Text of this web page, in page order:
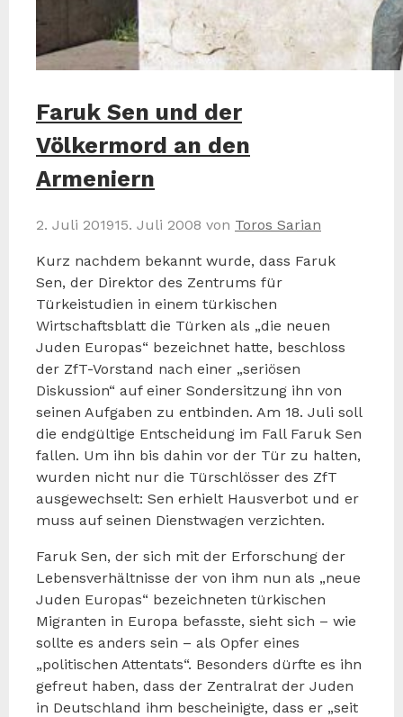
Faruk Sen und der
Völkermord an den
Armeniern
2. Juli 201915. Juli 2008 von Toros Sarian
Kurz nachdem bekannt wurde, dass Faruk
Sen, der Direktor des Zentrums für
Türkeistudien in einem türkischen
Wirtschaftsblatt die Türken als „die neuen
Juden Europas“ bezeichnet hatte, beschloss
der ZfT-Vorstand nach einer „seriösen
Diskussion“ auf einer Sondersitzung ihn von
seinen Aufgaben zu entbinden. Am 18. Juli soll
die endgültige Entscheidung im Fall Faruk Sen
fallen. Um ihn bis dahin vor der Tür zu halten,
wurden nicht nur die Türschlösser des ZfT
ausgewechselt: Sen erhielt Hausverbot und er
muss auf seinen Dienstwagen verzichten.
Faruk Sen, der sich mit der Erforschung der
Lebensverhältnisse der von ihm nun als „neue
Juden Europas“ bezeichneten türkischen
Migranten in Europa befasste, sieht sich – wie
sollte es anders sein – als Opfer eines
„politischen Attentats“. Besonders dürfte es ihn
gefreut haben, dass der Zentralrat der Juden
in Deutschland ihm bescheinigte, dass er „seit